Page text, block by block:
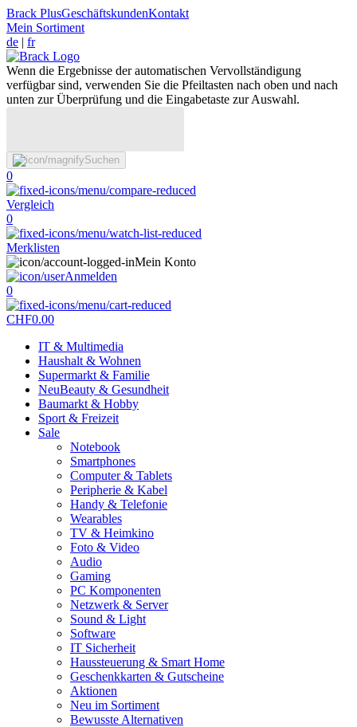
Brack PlusGeschäftskundenKontakt
Mein Sortiment
de | fr
Wenn die Ergebnisse der automatischen Vervollständigung
verfügbar sind, verwenden Sie die Pfeiltasten nach oben und nach
unten zur Überprüfung und die Eingabetaste zur Auswahl.
Suchen
0
Vergleich
0
Merklisten
Mein Konto
Anmelden
0
CHF0.00
IT & Multimedia
Haushalt & Wohnen
Supermarkt & Familie
NeuBeauty & Gesundheit
Baumarkt & Hobby
Sport & Freizeit
Sale
Notebook
Smartphones
Computer & Tablets
Peripherie & Kabel
Handy & Telefonie
Wearables
TV & Heimkino
Foto & Video
Audio
Gaming
PC Komponenten
Netzwerk & Server
Sound & Light
Software
IT Sicherheit
Haussteuerung & Smart Home
Geschenkkarten & Gutscheine
Aktionen
Neu im Sortiment
Bewusste Alternativen